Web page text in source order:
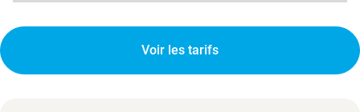
Voir les tarifs